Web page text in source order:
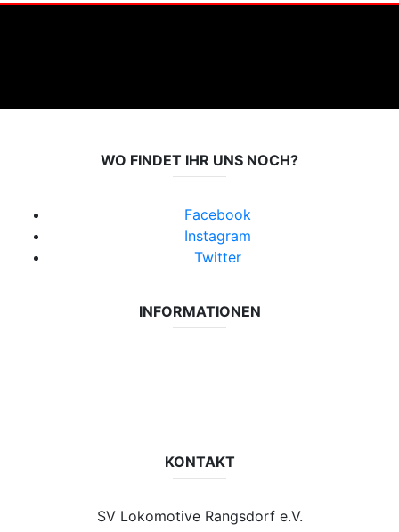
WO FINDET IHR UNS NOCH?
Facebook
Instagram
Twitter
INFORMATIONEN
KONTAKT
SV Lokomotive Rangsdorf e.V.